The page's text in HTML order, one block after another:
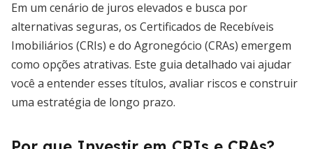
Em um cenário de juros elevados e busca por
alternativas seguras, os Certificados de Recebíveis
Imobiliários (CRIs) e do Agronegócio (CRAs) emergem
como opções atrativas. Este guia detalhado vai ajudar
você a entender esses títulos, avaliar riscos e construir
uma estratégia de longo prazo.